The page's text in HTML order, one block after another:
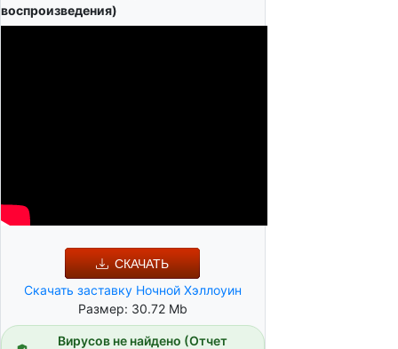
воспроизведения)
СКАЧАТЬ
Скачать заставку Ночной Хэллоуин
Размер: 30.72 Mb
Вирусов не найдено (Отчет